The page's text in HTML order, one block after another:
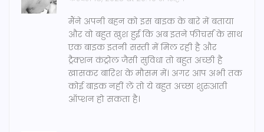
मैंने अपनी बहन को इस बाइक के बारे में बताया
और वो बहुत खुश हुई कि अब इतने फीचर्स के साथ
एक बाइक इतनी सस्ती में मिल रही है और
ट्रैक्शन कंट्रोल जैसी सुविधा तो बहुत अच्छी है
खासकर बारिश के मौसम में। अगर आप अभी तक
कोई बाइक नहीं लें तो ये बहुत अच्छा शुरुआती
ऑप्शन हो सकता है।